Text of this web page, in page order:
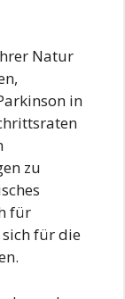
Natur
in
zu
für
für die